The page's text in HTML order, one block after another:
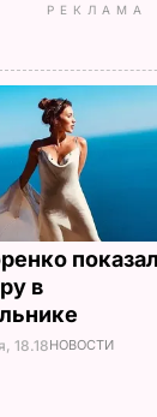
РЕКЛАМА
в
18.18НОВОСТИ